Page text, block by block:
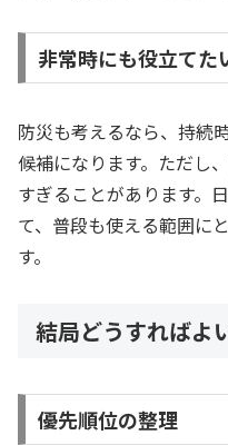
非常時にも役立てた
防災も考えるなら、持続
候補になります。ただし
すぎることがあります。
て、普段も使える範囲に
す。
結局どうすればよ
優先順位の整理